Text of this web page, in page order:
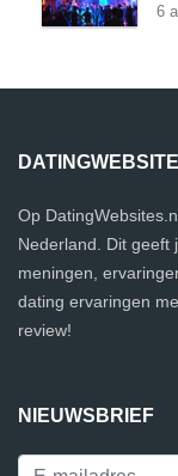
6
Op
Nederland. Dit geeft
meningen,
dating ervaringen
review!
NIEUWSBRIEF